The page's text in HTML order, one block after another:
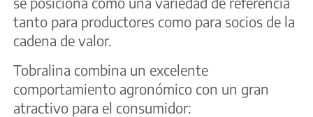
tanto para productores como para socios de la
cadena de valor.
Tobralina combina un excelente
comportamiento agronómico con un gran
atractivo para el consumidor: